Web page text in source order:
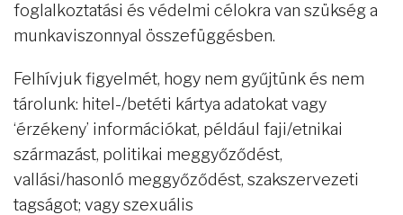
foglalkoztatási és védelmi célokra van szükség a
munkaviszonnyal összefüggésben.
Felhívjuk figyelmét, hogy nem gyűjtünk és nem
tárolunk: hitel-/betéti kártya adatokat vagy
‘érzékeny’ információkat, például faji/etnikai
származást, politikai meggyőződést,
vallási/hasonló meggyőződést, szakszervezeti
tagságot; vagy szexuális